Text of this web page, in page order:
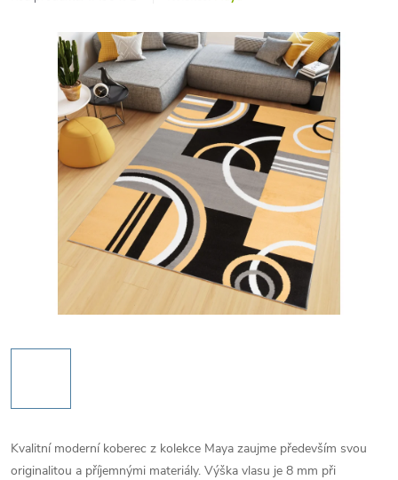
Kvalitní moderní koberec z kolekce Maya zaujme především svou
originalitou a příjemnými materiály. Výška vlasu je 8 mm při